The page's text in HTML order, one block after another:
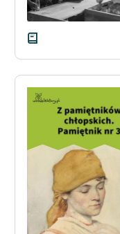
uczniów z
Feministyczne
skandynawskiej
feministycznej
Ręce pełne poezji
Kolekcje edukacyjne
twórców
do domeny publicznej,
lektur szkolnych oraz
Starego Testamentu